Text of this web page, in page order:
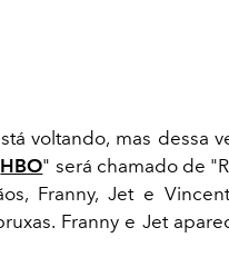
voltando, mas dessa
HBO" será chamado de
Franny, Jet e
Franny e Jet